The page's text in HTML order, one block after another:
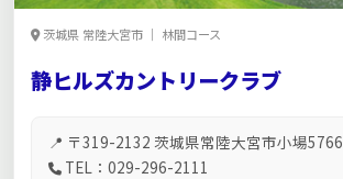
茨城県 常陸大宮市 ｜ 林間コース
静ヒルズカントリークラブ
📍 〒319-2132 茨城県常陸大宮市小場5766
TEL：029-296-2111